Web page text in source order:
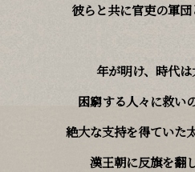
彼らと共に官吏の軍団
年が明け、時代は
困窮する人々に救い
絶大な支持を得ていた
漢王朝に反旗を翻